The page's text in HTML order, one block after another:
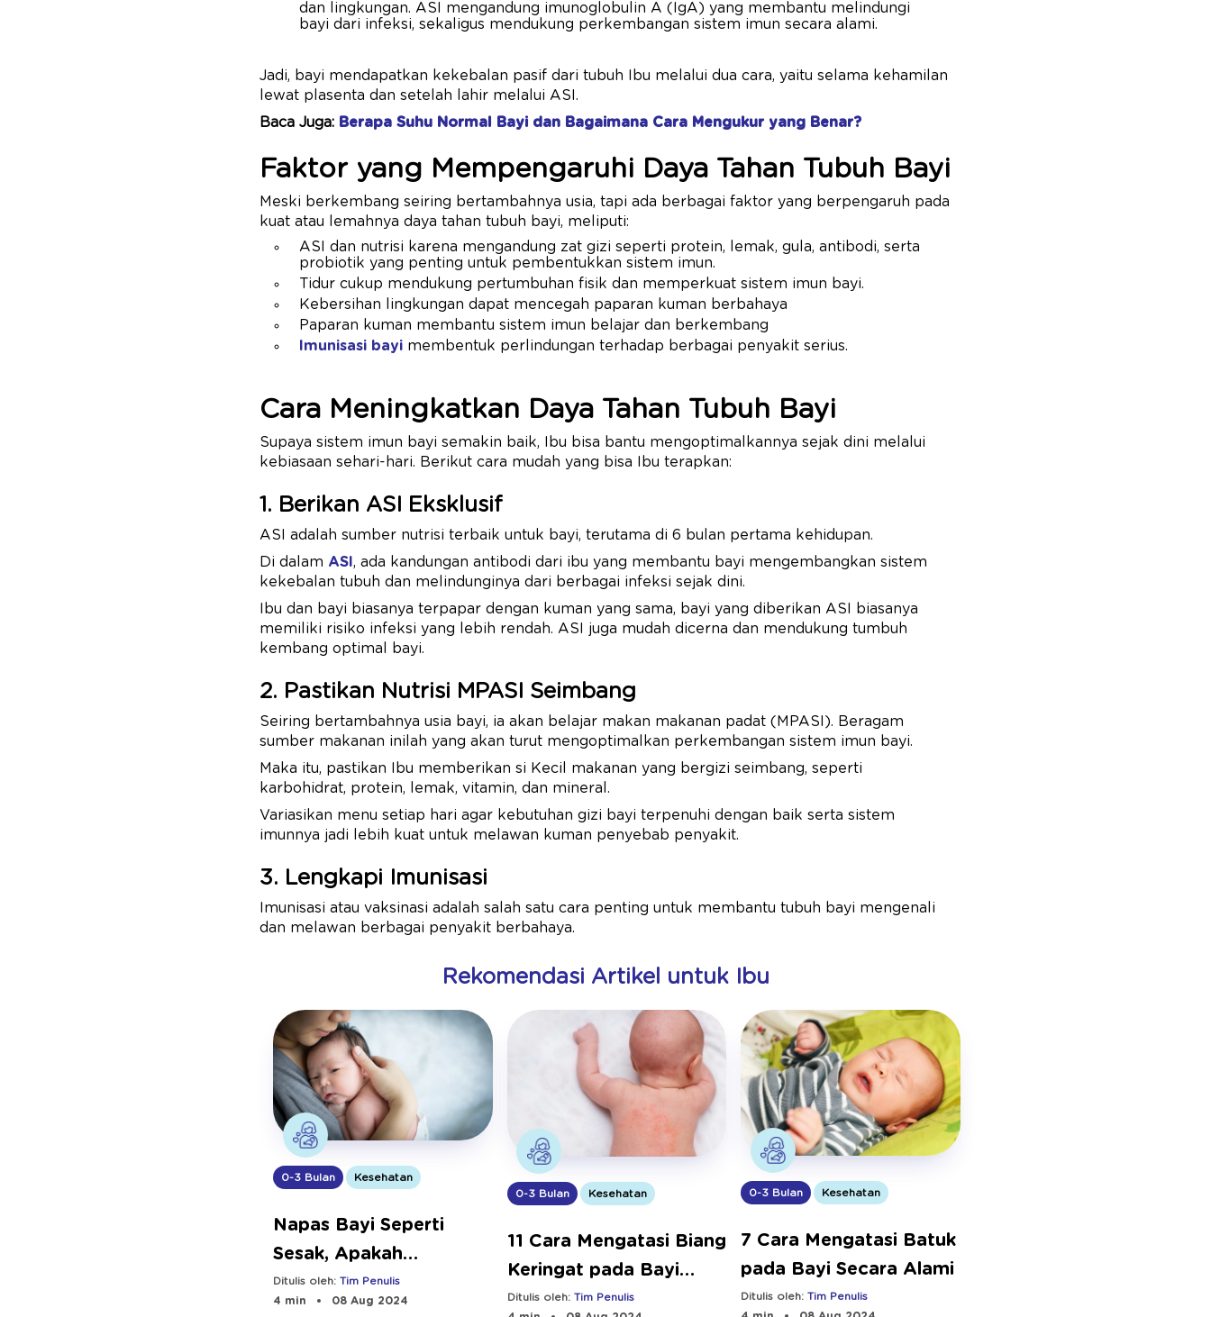
dan lingkungan. ASI mengandung imunoglobulin A (IgA) yang membantu melindungi
bayi dari infeksi, sekaligus mendukung perkembangan sistem imun secara alami.
Jadi, bayi mendapatkan kekebalan pasif dari tubuh Ibu melalui dua cara, yaitu selama kehamilan
lewat plasenta dan setelah lahir melalui ASI.
Baca Juga: Berapa Suhu Normal Bayi dan Bagaimana Cara Mengukur yang Benar?
Faktor yang Mempengaruhi Daya Tahan Tubuh Bayi
Meski berkembang seiring bertambahnya usia, tapi ada berbagai faktor yang berpengaruh pada
kuat atau lemahnya daya tahan tubuh bayi, meliputi:
ASI dan nutrisi karena mengandung zat gizi seperti protein, lemak, gula, antibodi, serta
probiotik yang penting untuk pembentukkan sistem imun.
Tidur cukup mendukung pertumbuhan fisik dan memperkuat sistem imun bayi.
Kebersihan lingkungan dapat mencegah paparan kuman berbahaya
Paparan kuman membantu sistem imun belajar dan berkembang
Imunisasi bayi membentuk perlindungan terhadap berbagai penyakit serius.
Cara Meningkatkan Daya Tahan Tubuh Bayi
Supaya sistem imun bayi semakin baik, Ibu bisa bantu mengoptimalkannya sejak dini melalui
kebiasaan sehari-hari. Berikut cara mudah yang bisa Ibu terapkan:
1. Berikan ASI Eksklusif
ASI adalah sumber nutrisi terbaik untuk bayi, terutama di 6 bulan pertama kehidupan.
Di dalam ASI , ada kandungan antibodi dari ibu yang membantu bayi mengembangkan sistem
kekebalan tubuh dan melindunginya dari berbagai infeksi sejak dini.
Ibu dan bayi biasanya terpapar dengan kuman yang sama, bayi yang diberikan ASI biasanya
memiliki risiko infeksi yang lebih rendah. ASI juga mudah dicerna dan mendukung tumbuh
kembang optimal bayi.
2. Pastikan Nutrisi MPASI Seimbang
Seiring bertambahnya usia bayi, ia akan belajar makan makanan padat (MPASI). Beragam
sumber makanan inilah yang akan turut mengoptimalkan perkembangan sistem imun bayi.
Maka itu, pastikan Ibu memberikan si Kecil makanan yang bergizi seimbang, seperti
karbohidrat, protein, lemak, vitamin, dan mineral.
Variasikan menu setiap hari agar kebutuhan gizi bayi terpenuhi dengan baik serta sistem
imunnya jadi lebih kuat untuk melawan kuman penyebab penyakit.
3. Lengkapi Imunisasi
Imunisasi atau vaksinasi adalah salah satu cara penting untuk membantu tubuh bayi mengenali
dan melawan berbagai penyakit berbahaya.
Rekomendasi Artikel untuk Ibu
0-3 Bulan Kesehatan
Napas Bayi Seperti
Sesak, Apakah
Berbahaya?
Ditulis oleh: Tim Penulis
4 min
08 Aug 2024
0-3 Bulan Kesehatan
11 Cara Mengatasi Biang
Keringat pada Bayi
yang Efektif
Ditulis oleh: Tim Penulis
0-3 Bulan Kesehatan
7 Cara Mengatasi Batuk
pada Bayi Secara Alami
Ditulis oleh:Tim Penulis